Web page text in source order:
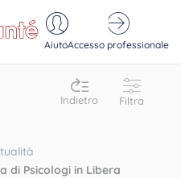
AiutoAccesso professionale
Indietro Filtra
di Psicologi in Libera